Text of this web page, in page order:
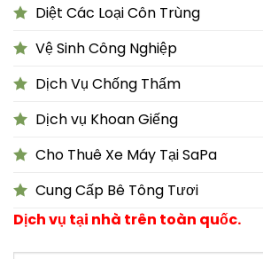
Diệt Các Loại Côn Trùng
Vệ Sinh Công Nghiệp
Dịch Vụ Chống Thấm
Dịch vụ Khoan Giếng
Cho Thuê Xe Máy Tại SaPa
Cung Cấp Bê Tông Tươi
Dịch vụ tại nhà trên toàn quốc.